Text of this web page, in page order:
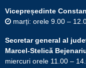
Vicepreședinte
marți: orele 9.00 –
Secretar general al
Marcel-Stelică
miercuri orele 11.00 –